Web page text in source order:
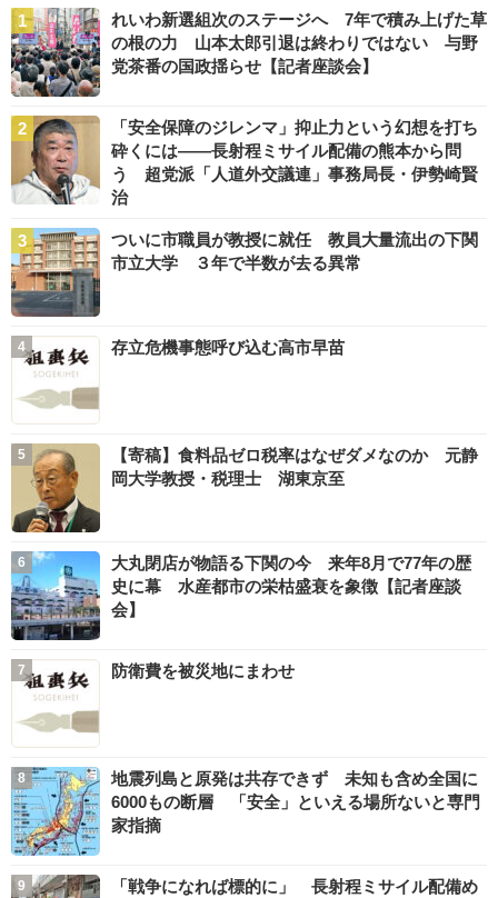
れいわ新選組次のステージへ 7年で積み上げた草
の根の力 山本太郎引退は終わりではない 与野
党茶番の国政揺らせ【記者座談会】
「安全保障のジレンマ」抑止力という幻想を打ち
砕くには――長射程ミサイル配備の熊本から問
う 超党派「人道外交議連」事務局長・伊勢崎賢
治
ついに市職員が教授に就任 教員大量流出の下関
市立大学 ３年で半数が去る異常
存立危機事態呼び込む高市早苗
【寄稿】食料品ゼロ税率はなぜダメなのか 元静
岡大学教授・税理士 湖東京至
大丸閉店が物語る下関の今 来年8月で77年の歴
史に幕 水産都市の栄枯盛衰を象徴【記者座談
会】
防衛費を被災地にまわせ
地震列島と原発は共存できず 未知も含め全国に
6000もの断層 「安全」といえる場所ないと専門
家指摘
「戦争になれば標的に」 長射程ミサイル配備め